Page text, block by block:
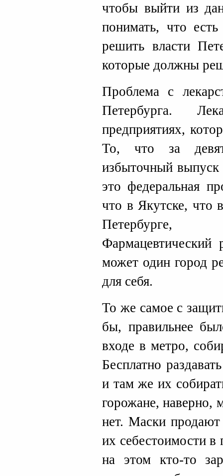
чтобы выйти из
понимать, что
решить власти
которые должны
Проблема с
Петербурга.
предприятиях,
То, что за
избыточный выпуск
это федеральная
что в Якутске, что
может один город
для себя.
То же самое с
бы, правильнее
входе в метро,
Бесплатно
и там же их
горожане, наверно,
нет. Маски
их себестоимости в
на этом кто-то